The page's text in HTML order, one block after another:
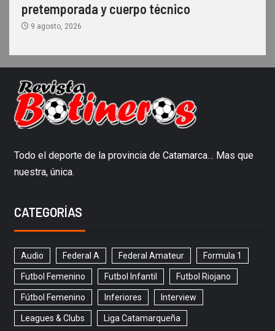
pretemporada y cuerpo técnico
9 agosto, 2026
Todo el deporte de la provincia de Catamarca… Mas que
nuestra, única.
CATEGORÍAS
Audio Federal A Federal Amateur Formula 1
Futbol Femenino Futbol Infantil Futbol Riojano
Fútbol Femenino Inferiores Interview
Leagues & Clubs Liga Catamarqueña